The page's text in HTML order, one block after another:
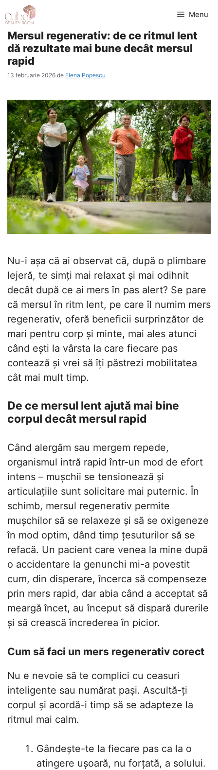
la
conținut
Menu
Mersul regenerativ: de ce ritmul lent
dă rezultate mai bune decât mersul
rapid
13 februarie 2026 de Elena Popescu
Nu-i așa că ai observat că, după o plimbare
lejeră, te simți mai relaxat și mai odihnit
decât după ce ai mers în pas alert? Se pare
că mersul în ritm lent, pe care îl numim mers
regenerativ, oferă beneficii surprinzător de
mari pentru corp și minte, mai ales atunci
când ești la vârsta la care fiecare pas
contează și vrei să îți păstrezi mobilitatea
cât mai mult timp.
De ce mersul lent ajută mai bine
corpul decât mersul rapid
Când alergăm sau mergem repede,
organismul intră rapid într-un mod de efort
intens – mușchii se tensionează și
articulațiile sunt solicitare mai puternic. În
schimb, mersul regenerativ permite
mușchilor să se relaxeze și să se oxigeneze
în mod optim, dând timp țesuturilor să se
refacă. Un pacient care venea la mine după
o accidentare la genunchi mi-a povestit
cum, din disperare, încerca să compenseze
prin mers rapid, dar abia când a acceptat să
meargă încet, au început să dispară durerile
și să crească încrederea în picior.
Cum să faci un mers regenerativ corect
Nu e nevoie să te complici cu ceasuri
inteligente sau numărat pași. Ascultă-ți
corpul și acordă-i timp să se adapteze la
ritmul mai calm.
Gândește-te la fiecare pas ca la o
atingere ușoară, nu forțată, a solului.